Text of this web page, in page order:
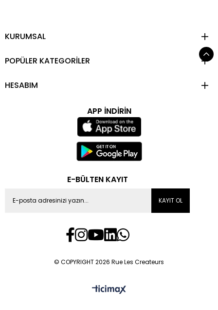
Modeller kumaş, renk ve kesim açısından farklı ihtiyaçlara göre
Yumuşak dokusu ve ısı dengeleyici yapısıyla
sonbahar ve kış aylarının en çok tercih edilen modelidir. Gömlek
yapıya sahiptir. İlkbahar geçiş döneminde tek başına ya da ince
Yapılandırılmış dokusuyla ofis
kombinlerinin öne çıkan modelidir. Takım görünümü elde etmek
isteyenler için tercih edilen bir seçenektir,
Kalça hattını örten uzun kesimi sayesinde
hem şık hem pratik bir katmanlama sunar. Dar paça veya düz
paça pantolonlarla dengeli bir siluet kurar.
Her model farklı bir ortama ve ihtiyaca karşılık verir. Hangi
ve kombinlendiği parçalardır.
Mevsime Göre V Yaka Yelek Seçimi
Farklı alt ve üst parçalarla her ortama uyarlanabilir. Aşağıdaki
ile rahat ve şık bir günlük görünüm,
Düz paça pantolon ile toplantıya uygun yapılandırılmış bir
ile ilkbahar geçiş dönemi kombini,
kurduğu denge üzerine kuruludur. Altındaki parça ne kadar sade
tutulursa yeleğin yarattığı katmanlı etki o kadar belirgin öne çıkar.
KURUMSAL
POPÜLER KATEGORİLER
HESABIM
APP İNDİRİN
E-BÜLTEN KAYIT
KAYIT OL
© COPYRIGHT 2026 Rue Les Createurs